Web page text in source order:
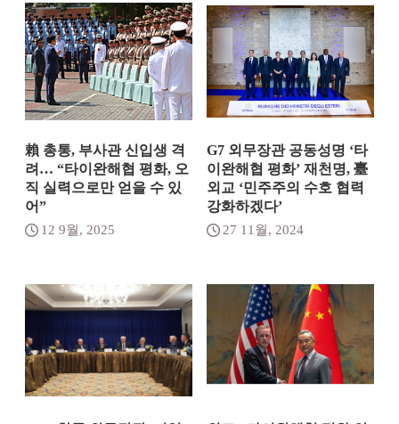
賴 총통, 부사관 신입생 격
려… “타이완해협 평화, 오
직 실력으로만 얻을 수 있
어”
12 9월, 2025
G7 외무장관 공동성명 ‘타
이완해협 평화’ 재천명, 臺
외교 ‘민주주의 수호 협력
강화하겠다’
27 11월, 2024